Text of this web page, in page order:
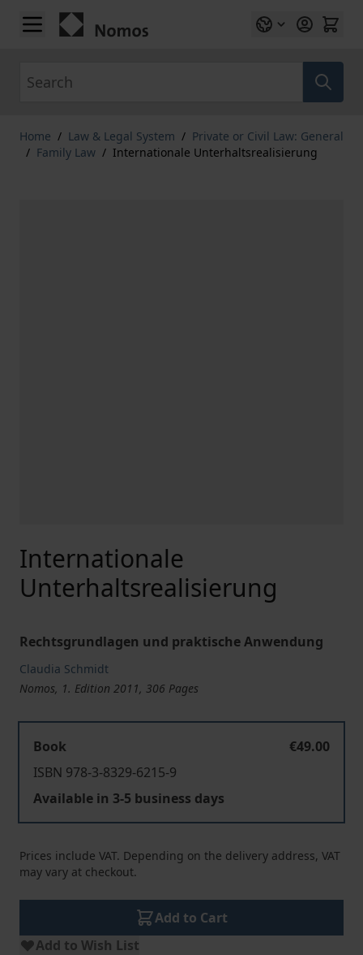
Skip to Content
Home / Law & Legal System / Private or Civil Law: General
/ Family Law / Internationale Unterhaltsrealisierung
Internationale
Unterhaltsrealisierung
Rechtsgrundlagen und praktische Anwendung
Claudia Schmidt
Nomos, 1. Edition 2011, 306 Pages
Book
€49.00
ISBN 978-3-8329-6215-9
Available in 3-5 business days
Prices include VAT. Depending on the delivery address, VAT
may vary at checkout.
Add to Cart
Add to Wish List